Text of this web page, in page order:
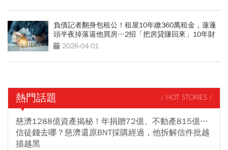
負債記者翻身包租公！租屋10年繳360萬租金，蓮蓬
頭半夜掉落逼他買房…2招「把房貸賺回來」10年財
富自由
2026-04-01
熱門話題 / HOT STORIES /
慈濟1288億資產揭秘！年捐贈72億、不動產815億…
信徒錢去哪？慈濟還原BNT採購經過，他拆解信件批越
描越黑